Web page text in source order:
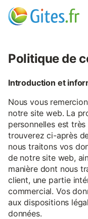
Politique de
Introduction et
Nous vous
notre site web. La
personnelles est
trouverez ci-après
nous traitons vos
de notre site web,
manière dont nous
client, une partie
commercial. Vos
aux dispositions
données.